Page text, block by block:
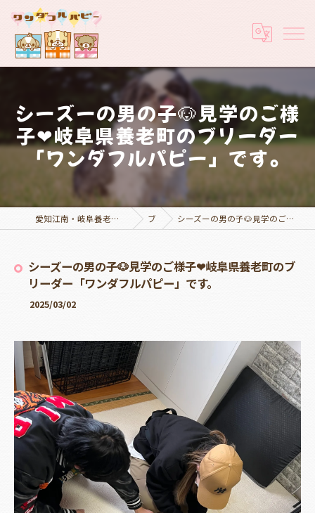
シーズーの男の子🐶見学のご様
子❤岐阜県養老町のブリーダー
「ワンダフルパピー」です。
愛知江南・岐阜養老でブリーダーなら実績豊富なワンダフルパピー ブログ シーズーの男の子🐶見学のご様子❤岐阜県養老町のブリーダー「ワンダフルパピー」です。
シーズーの男の子🐶見学のご様子❤岐阜県養老町のブ
リーダー「ワンダフルパピー」です。
2025/03/02